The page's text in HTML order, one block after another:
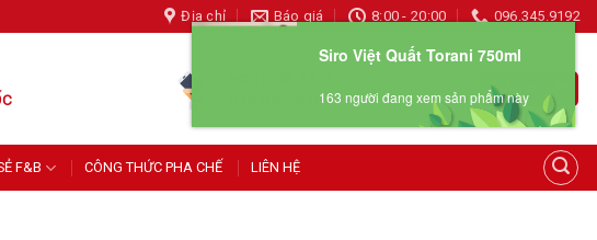
Địa chỉ Báo giá 8:00 - 20:00 096.345.9192
096 345 9192
Giỏ hàng
F&B CÔNG THỨC PHA CHẾ LIÊN HỆ
Siro Việt Quất Torani 750ml
163 người đang xem sản phẩm này